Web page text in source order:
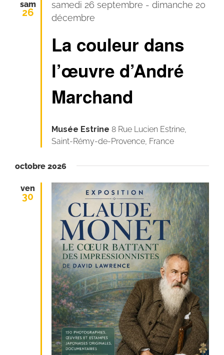
sam
26
La couleur dans
l’œuvre d’André
Marchand
samedi 26 septembre -dimanche 20
décembre
Musée Estrine 8 Rue Lucien Estrine,
Saint-Rémy-de-Provence, France
octobre 2026
ven
30